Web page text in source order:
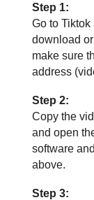
Step 1:
Go to
download
make sure
address
Step 2:
Copy the
and open
software
above.
Step 3: